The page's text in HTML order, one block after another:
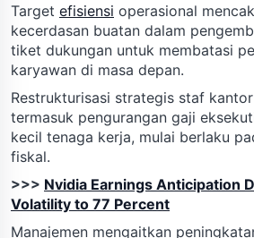
Target efisiensi operasional
kecerdasan buatan dalam
tiket dukungan untuk membatasi
karyawan di masa depan.
Restrukturisasi strategis staf
termasuk pengurangan gaji
kecil tenaga kerja, mulai berlaku
fiskal.
>>> Nvidia Earnings Anticipation
Volatility to 77 Percent
Manajemen mengaitkan